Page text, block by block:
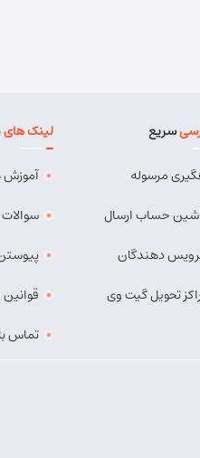
سریع
مرسوله
حساب ارسال
دهندگان
تحویل گیت وی
لینک های
آموزش
تماس